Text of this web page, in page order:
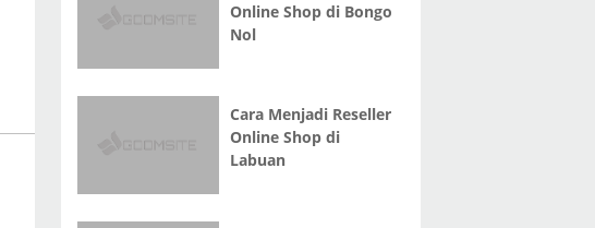
Online Shop di Bongo
Nol
Cara Menjadi Reseller
Online Shop di
Labuan